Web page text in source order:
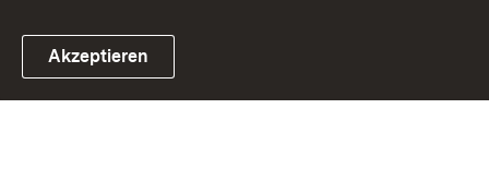
Link zum Landesportal
Akzeptieren